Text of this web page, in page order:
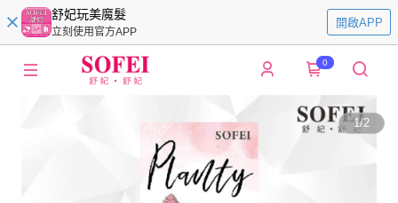
舒妃玩美魔髮
立刻使用官方APP
開啟APP
0
1/2